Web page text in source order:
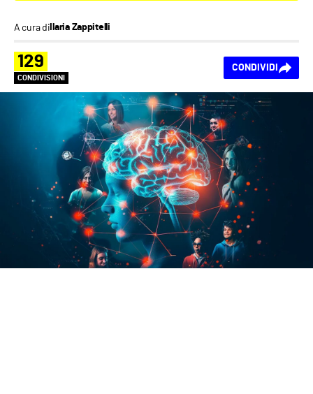
A cura di Ilaria Zappitelli
129
CONDIVISIONI
CONDIVIDI